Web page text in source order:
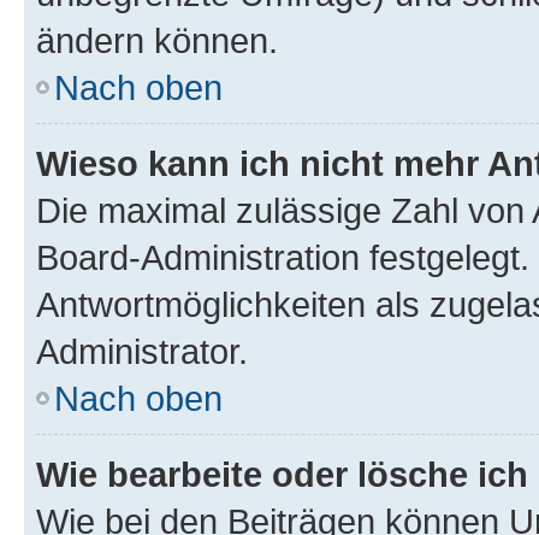
ändern können.
Nach oben
Wieso kann ich nicht mehr
Die maximal zulässige Zahl
Board-Administration
Antwortmöglichkeiten als
Administrator.
Nach oben
Wie bearbeite oder lösche
Wie bei den Beiträgen können